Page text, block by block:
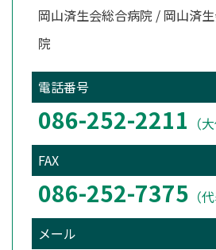
岡山済生会総合病院 / 岡山済
院
電話番号
086-252-2211 （
FAX
086-252-7375 （
メール